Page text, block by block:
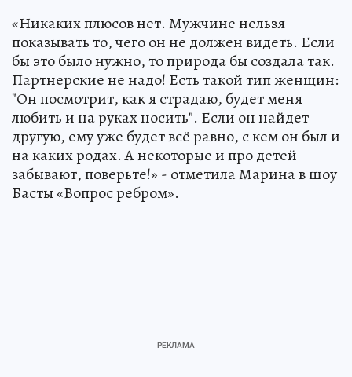
«Никаких плюсов нет. Мужчине нельзя
показывать то, чего он не должен видеть. Если
бы это было нужно, то природа бы создала так.
Партнерские не надо! Есть такой тип женщин:
"Он посмотрит, как я страдаю, будет меня
любить и на руках носить". Если он найдет
другую, ему уже будет всё равно, с кем он был и
на каких родах. А некоторые и про детей
забывают, поверьте!» - отметила Марина в шоу
Басты «Вопрос ребром».